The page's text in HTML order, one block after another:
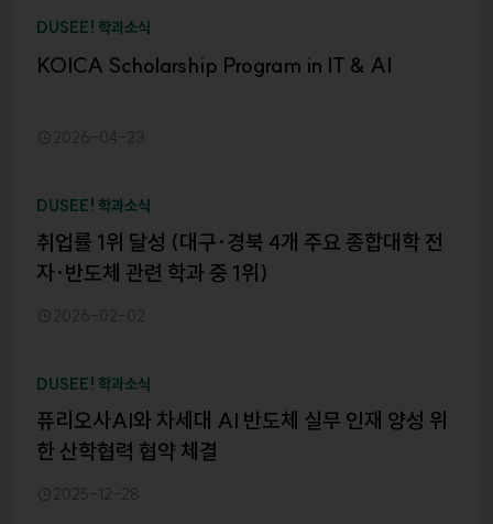
DUSEE! 학과소식
KOICA Scholarship Program in IT & AI
2026-04-23
DUSEE! 학과소식
취업률 1위 달성 (대구·경북 4개 주요 종합대학 전
자·반도체 관련 학과 중 1위)
2026-02-02
DUSEE! 학과소식
퓨리오사AI와 차세대 AI 반도체 실무 인재 양성 위
한 산학협력 협약 체결
2025-12-28